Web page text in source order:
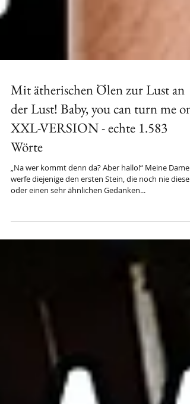
Mit ätherischen Ölen zur Lust an
der Lust! Baby, you can turn me on!
XXL-VERSION - echte 1.583
Wörte
oder einen sehr ähnlichen Gedanken...